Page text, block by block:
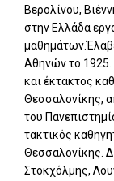
Βερολίνου,
στην Ελλάδα
Αθηνών το 1925.
και έκτακτος
Θεσσαλονίκης,
του
τακτικός
Θεσσαλονίκης.
Στοκχόλμης,